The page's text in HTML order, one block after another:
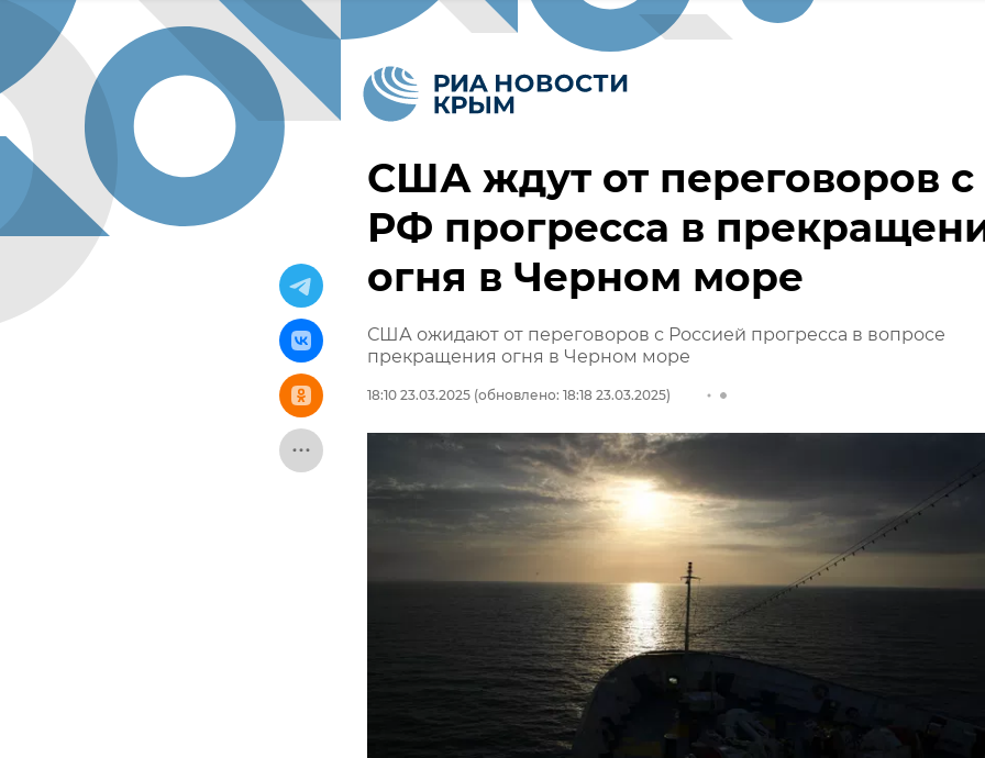
США ждут от переговоров с
РФ прогресса в
огня в Черном море
США ожидают от переговоров с Россией прогресса в вопросе
прекращения огня в Черном море
18:10 23.03.2025 (обновлено: 18:18 23.03.2025)